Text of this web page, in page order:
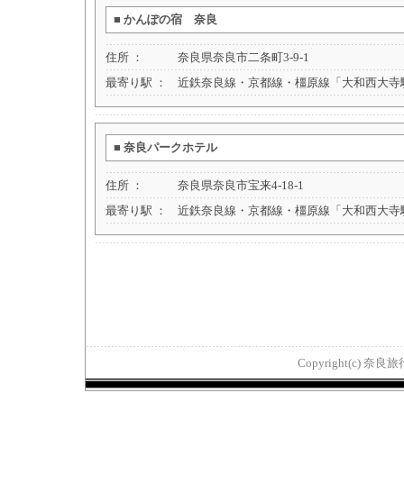
■ かんぽの宿 奈良
住所 ：
奈良県奈良市二条町3-9-1
最寄り駅 ：
近鉄奈良線・京都線・橿原線「大和西大
■ 奈良パークホテル
住所 ：
奈良県奈良市宝来4-18-1
最寄り駅 ：
近鉄奈良線・京都線・橿原線「大和西大
Copyright(c) 奈良旅